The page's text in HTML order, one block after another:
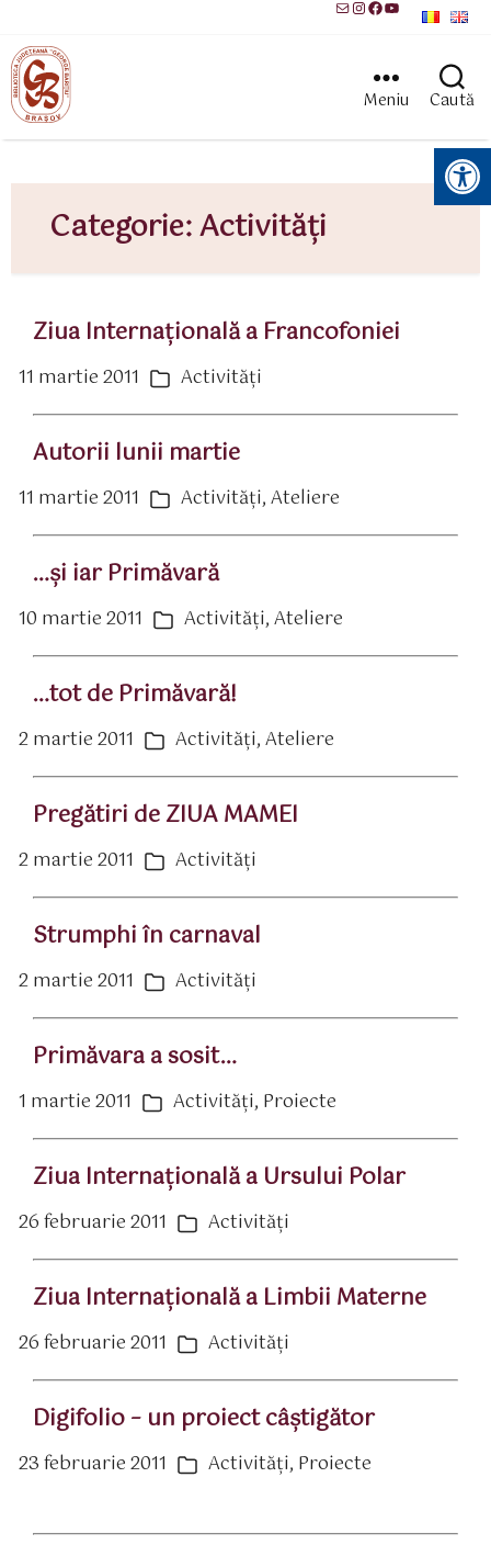
MailInstagram
Facebook
YouTube
Meniu Caută
Instrumente pentru accesibilitate
Categorie:Activităţi
Ziua Internaţională a Francofoniei
11 martie 2011 Categorii
Activităţi
Autorii lunii martie
11 martie 2011 Categorii
Activităţi,Ateliere
…şi iar Primăvară
10 martie 2011 Categorii
Activităţi,Ateliere
…tot de Primăvară!
2 martie 2011 Categorii
Activităţi,Ateliere
Pregătiri de ZIUA MAMEI
2 martie 2011 Categorii
Activităţi
Strumphi în carnaval
2 martie 2011 Categorii
Activităţi
Primăvara a sosit…
1 martie 2011 Categorii
Activităţi, Proiecte
Ziua Internaţională a Ursului Polar
26 februarie 2011 Categorii
Activităţi
Ziua Internaţională a Limbii Materne
26 februarie 2011 Categorii
Activităţi
Digifolio – un proiect câştigător
23 februarie 2011 Categorii
Activităţi, Proiecte